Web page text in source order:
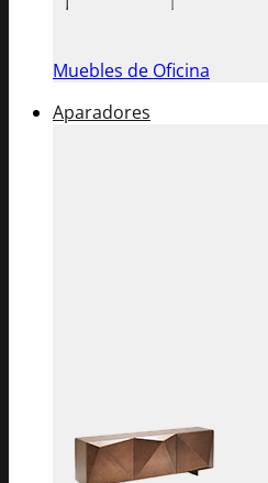
Muebles de Oficina
Aparadores